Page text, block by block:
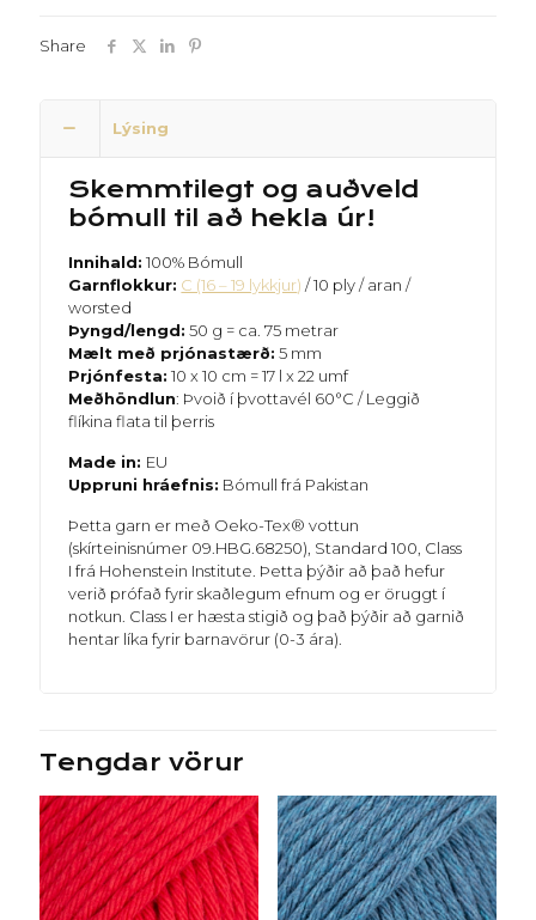
Share
Lýsing
Skemmtilegt og auðveld
bómull til að hekla úr!
Innihald: 100% Bómull
Garnflokkur: C (16 – 19 lykkjur)/ 10 ply / aran /
worsted
Þyngd/lengd: 50 g = ca. 75 metrar
Mælt með prjónastærð: 5 mm
Prjónfesta: 10 x 10 cm = 17 l x 22 umf
Meðhöndlun: Þvoið í þvottavél 60°C / Leggið
flíkina flata til þerris
Made in: EU
Uppruni hráefnis: Bómull frá Pakistan
Þetta garn er með Oeko-Tex® vottun
(skírteinisnúmer 09.HBG.68250), Standard 100, Class
I frá Hohenstein Institute. Þetta þýðir að það hefur
verið prófað fyrir skaðlegum efnum og er öruggt í
notkun. Class I er hæsta stigið og það þýðir að garnið
hentar líka fyrir barnavörur (0-3 ára).
Tengdar vörur